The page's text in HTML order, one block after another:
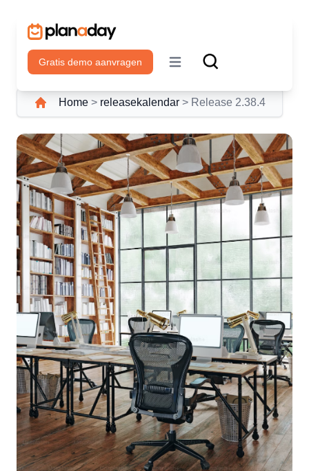
Gratis demo aanvragen
Open main menu
Home > releasekalendar > Release 2.38.4